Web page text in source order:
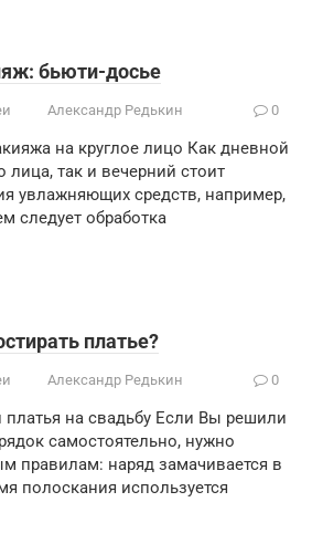
бьюти-досье
Александр Редькин 0
на круглое лицо Как дневной
лица, так и вечерний стоит
увлажняющих средств, например,
следует обработка
платье?
Александр Редькин 0
платья на свадьбу Если Вы решили
самостоятельно, нужно
правилам: наряд замачивается в
полоскания используется